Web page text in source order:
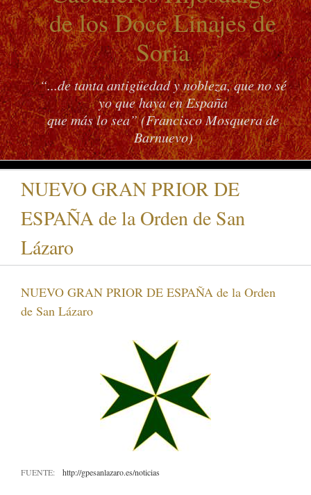
de los Doce Linajes de
Soria
“...de tanta antigüedad y nobleza, que no sé
yo que haya en España
que más lo sea” (Francisco Mosquera de
Barnuevo)
NUEVO GRAN PRIOR DE
ESPAÑA de la Orden de San
Lázaro
NUEVO GRAN PRIOR DE ESPAÑA de la Orden
de San Lázaro
FUENTE: http://gpesanlazaro.es/noticias